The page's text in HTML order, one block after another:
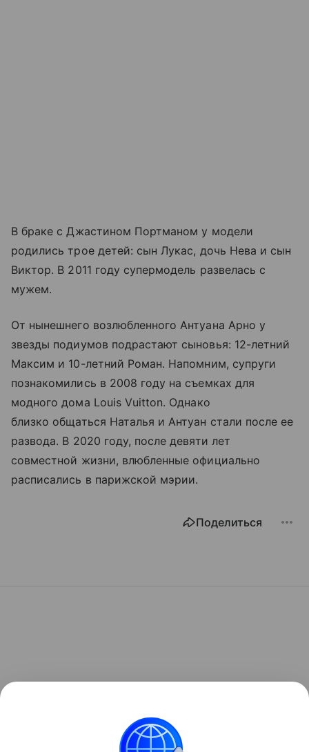
В браке с Джастином Портманом у модели
родились трое детей: сын Лукас, дочь Нева и сын
Виктор. В 2011 году супермодель развелась с
мужем.
От нынешнего возлюбленного Антуана Арно у
звезды подиумов подрастают сыновья: 12-летний
Максим и 10-летний Роман. Напомним, супруги
познакомились в 2008 году на съемках для
модного дома Louis Vuitton. Однако
близко общаться Наталья и Антуан стали после ее
развода. В 2020 году, после девяти лет
совместной жизни, влюбленные официально
расписались в парижской мэрии.
Поделиться